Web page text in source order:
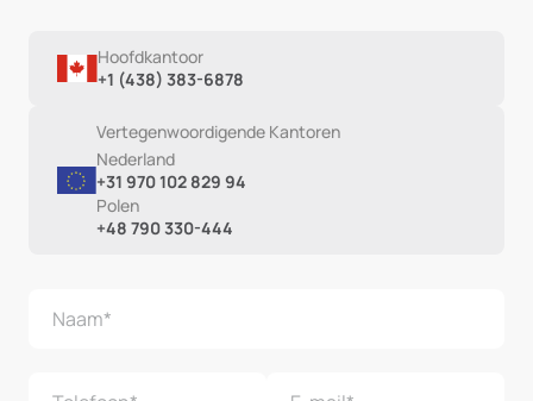
Hoofdkantoor
+1 (438) 383-6878
Vertegenwoordigende Kantoren
Nederland
+31 970 102 829 94
Polen
+48 790 330-444